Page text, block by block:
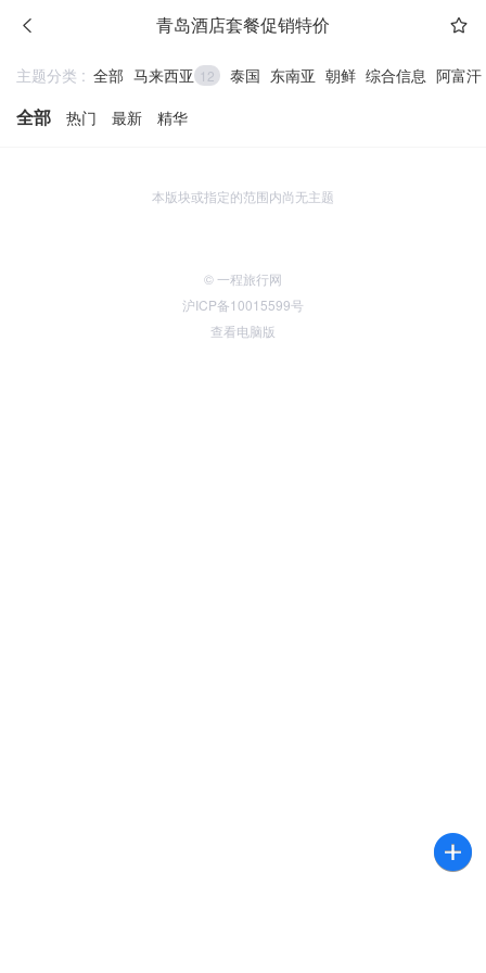
青岛酒店套餐促销特价
主题分类 : 全部 马来西亚 12 泰国 东南亚 朝鲜 综合信息 阿富汗
全部 热门 最新 精华
本版块或指定的范围内尚无主题
© 一程旅行网
沪ICP备10015599号
查看电脑版